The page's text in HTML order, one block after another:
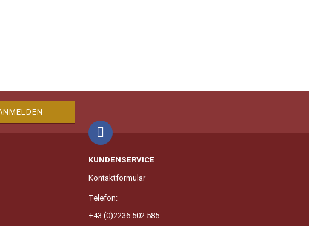
KUNDENSERVICE
Kontaktformular
Telefon:
+43 (0)2236 502 585